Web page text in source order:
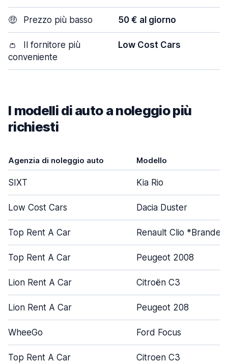
🤑 Prezzo più basso 50 € al giorno
👛
Il fornitore più
conveniente
Low Cost Cars
I modelli di auto a noleggio più
richiesti
Agenzia di noleggio auto Modello
SIXT Kia Rio
Low Cost Cars Dacia Duster
Top Rent A Car Renault Clio
Top Rent A Car Peugeot 2008
Lion Rent A Car Citroën C3
Lion Rent A Car Peugeot 208
WheeGo Ford Focus
Top Rent A Car Citroen C3